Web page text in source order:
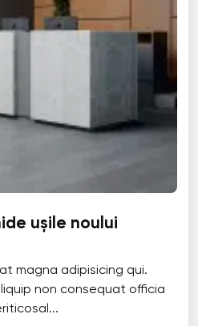
ușile noului
magna adipisicing qui.
non consequat officia